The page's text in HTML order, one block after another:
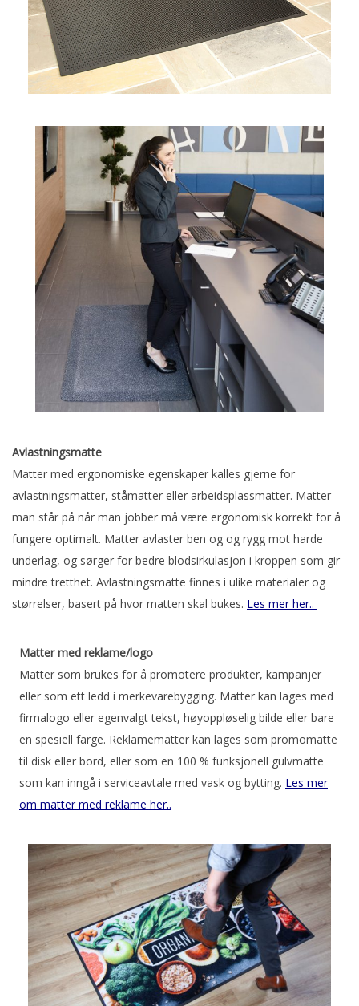
Avlastningsmatte
Matter med ergonomiske egenskaper kalles gjerne for
avlastningsmatter, ståmatter eller arbeidsplassmatter. Matter
man står på når man jobber må være ergonomisk korrekt for å
fungere optimalt. Matter avlaster ben og og rygg mot harde
underlag, og sørger for bedre blodsirkulasjon i kroppen som gir
mindre tretthet. Avlastningsmatte finnes i ulike materialer og
størrelser, basert på hvor matten skal bukes. Les mer her..
Matter med reklame/logo
Matter som brukes for å promotere produkter, kampanjer
eller som ett ledd i merkevarebygging. Matter kan lages med
firmalogo eller egenvalgt tekst, høyoppløselig bilde eller bare
en spesiell farge. Reklamematter kan lages som promomatte
til disk eller bord, eller som en 100 % funksjonell gulvmatte
som kan inngå i serviceavtale med vask og bytting. Les mer
om matter med reklame her..